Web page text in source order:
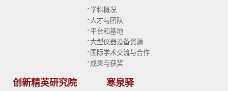
·学科概况
· 人才与团队
·平台和基地
·大型仪器设备资源
· 国际学术交流与合作
· 成果与获奖
创新精英研究院 寒泉驿